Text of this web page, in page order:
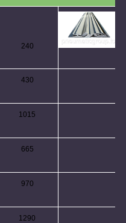
240
430
1015
665
970
1290